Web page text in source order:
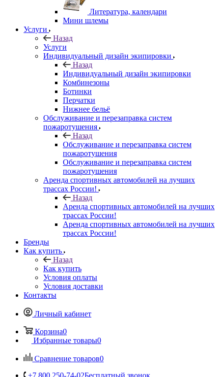
Литература, календари
Мини шлемы
Услуги
Назад
Услуги
Индивидуальный дизайн экипировки
Назад
Индивидуальный дизайн экипировки
Комбинезоны
Ботинки
Перчатки
Нижнее бельё
Обслуживание и перезаправка систем
пожаротушения
Назад
Обслуживание и перезаправка систем
пожаротушения
Обслуживание и перезаправка систем
пожаротушения
Аренда спортивных автомобилей на лучших
трассах России!
Назад
Аренда спортивных автомобилей на лучших
трассах России!
Аренда спортивных автомобилей на лучших
трассах России!
Бренды
Как купить
Назад
Как купить
Условия оплаты
Условия доставки
Контакты
Личный кабинет
Корзина0
Избранные товары0
Сравнение товаров0
+7 800 250-74-02Бесплатный звонок